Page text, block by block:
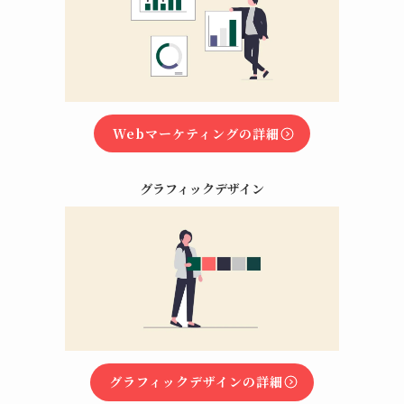
Webマーケティングの詳細
グラフィックデザイン
グラフィックデザインの詳細